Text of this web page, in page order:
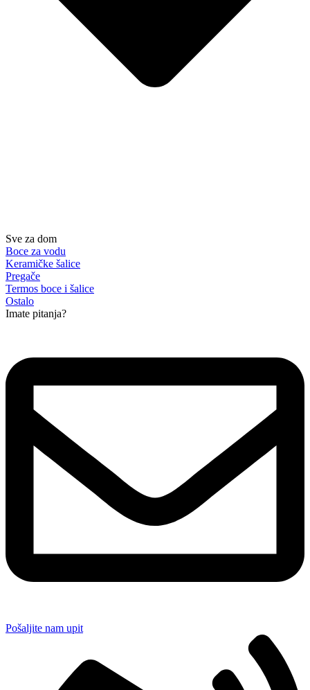
Sve za dom
Boce za vodu
Keramičke šalice
Pregače
Termos boce i šalice
Ostalo
Imate pitanja?
Pošaljite nam upit